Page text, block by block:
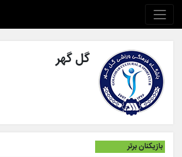
گل گهر
بازیکنان برتر